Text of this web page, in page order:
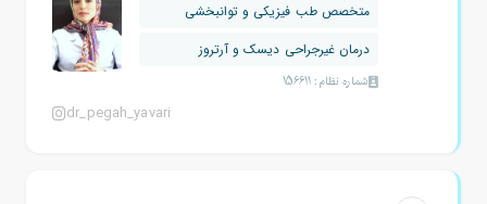
متخصص طب فیزیکی و توانبخشی
درمان غیرجراحی دیسک و آرتروز
شماره نظام: 156611
dr_pegah_yavari